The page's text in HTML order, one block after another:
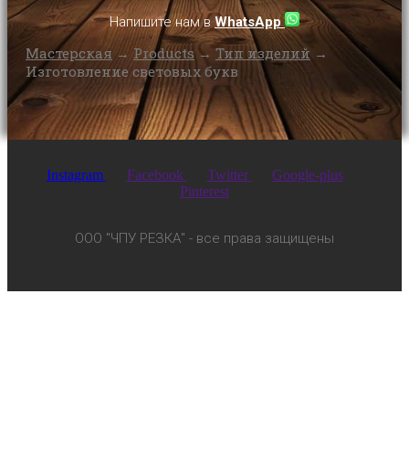
Напишите нам в WhatsApp
Мастерская → Products → Тип изделий →
Изготовление световых букв
Instagram Facebook Twitter
Google-plus
Pinterest
ООО "ЧПУ РЕЗКА" - все права защищены